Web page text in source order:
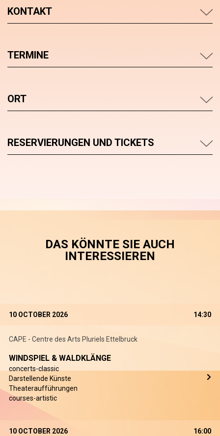
KONTAKT
TERMINE
ORT
RESERVIERUNGEN UND TICKETS
DAS KÖNNTE SIE AUCH
INTERESSIEREN
10 OCTOBER 2026 14:30
CAPE - Centre des Arts Pluriels Ettelbruck
WINDSPIEL & WALDKLÄNGE
concerts-classic
Darstellende Künste
Theateraufführungen
courses-artistic
10 OCTOBER 2026 16:00